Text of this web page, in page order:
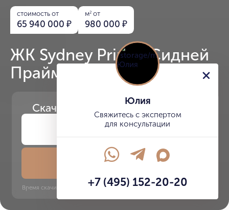
стоимость от
65 940 000₽
м2 от
980 000₽
ЖК Sydney Prime (Сидней
Прайм)
Скачайте презентацию проекта
Скачать презентацию
Время скачивания: 6 секунд | PDF, 13 MB | Обновлён 3 июня 2022
Юлия
Свяжитесь с экспертом
для консультации
+7 (495) 152-20-20